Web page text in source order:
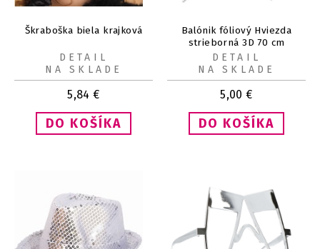
Škraboška biela krajková
5,84 €
DETAIL
NA SKLADE
Balónik fóliový Hviezda
strieborná 3D 70 cm
5,00 €
DETAIL
NA SKLADE